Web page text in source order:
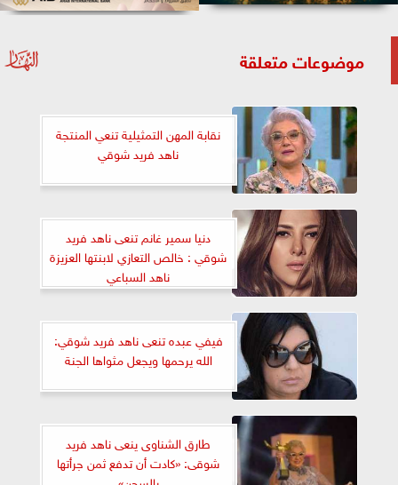
موضوعات متعلقة
نقابة المهن التمثيلية تنعي المنتجة
ناهد فريد شوقي
دنيا سمير غانم تنعى ناهد فريد
شوقي : خالص التعازي لابنتها العزيزة
ناهد السباعي
فيفي عبده تنعى ناهد فريد شوقي:
الله يرحمها ويجعل مثواها الجنة
طارق الشناوى ينعى ناهد فريد
شوقى: «كادت أن تدفع ثمن جرأتها